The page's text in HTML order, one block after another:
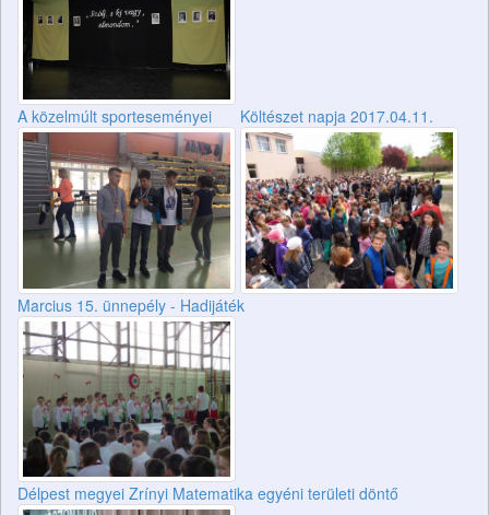
A közelmúlt sporteseményei Költészet napja 2017.04.11.
Marcius 15. ünnepély - Hadijáték
Délpest megyei Zrínyi Matematika egyéni területi döntő